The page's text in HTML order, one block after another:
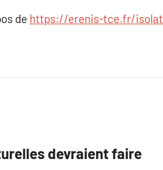
de https://erenis-tce.fr/
devraient faire